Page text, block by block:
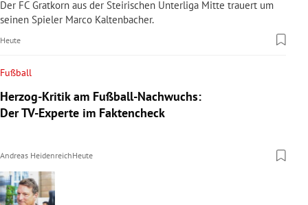
Der FC Gratkorn aus der Steirischen Unterliga Mitte trauert um
seinen Spieler Marco Kaltenbacher.
Heute
Fußball
Herzog-Kritik am Fußball-Nachwuchs:
Der TV-Experte im Faktencheck
Andreas HeidenreichHeute